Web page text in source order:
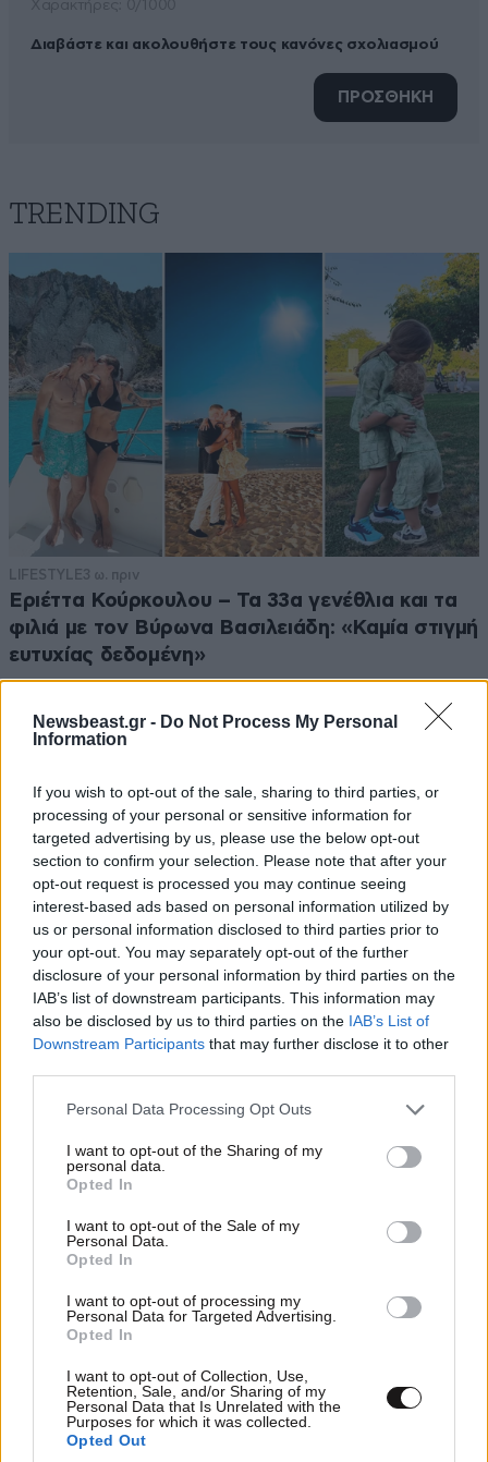
Newsbeast.gr - Do Not Process My Personal
Information
If you wish to opt-out of the sale, sharing to third parties, or
processing of your personal or sensitive information for
targeted advertising by us, please use the below opt-out
section to confirm your selection. Please note that after your
opt-out request is processed you may continue seeing
interest-based ads based on personal information utilized by
us or personal information disclosed to third parties prior to
your opt-out. You may separately opt-out of the further
disclosure of your personal information by third parties on the
IAB’s list of downstream participants. This information may
also be disclosed by us to third parties on the IAB’s List of
Downstream Participants that may further disclose it to other
Please note that this website/app uses one or more Google
not limited to your visit or usage behaviour. You may click to
grant or deny consent to Google and its third-party tags to
use your data for below specified purposes in below Google
consent section.
Personal Data Processing Opt Outs
I want to opt-out of the Sharing of my
personal data.
Opted In
I want to opt-out of the Sale of my
Personal Data.
Opted In
I want to opt-out of processing my
Personal Data for Targeted Advertising.
Opted In
I want to opt-out of Collection, Use,
Retention, Sale, and/or Sharing of my
Personal Data that Is Unrelated with the
Purposes for which it was collected.
Opted Out
Διαβάστε και ακολουθήστε τους κανόνες σχολιασμού
ΠΡΟΣΘΗΚΗ
TRENDING
LIFESTYLE3 ω. πριν
Εριέττα Κούρκουλου – Τα 33α γενέθλια και τα
φιλιά με τον Βύρωνα Βασιλειάδη: «Καμία στιγμή
ευτυχίας δεδομένη»